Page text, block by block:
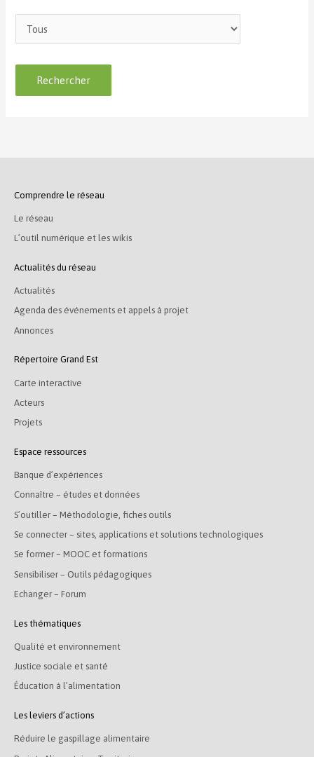
Comprendre le réseau
Le réseau
L’outil numérique et les wikis
Actualités du réseau
Actualités
Agenda des événements et appels à projet
Annonces
Répertoire Grand Est
Carte interactive
Acteurs
Projets
Espace ressources
Banque d’expériences
Connaître – études et données
S’outiller – Méthodologie, fiches outils
Se connecter – sites, applications et solutions technologiques
Se former – MOOC et formations
Sensibiliser – Outils pédagogiques
Echanger – Forum
Les thématiques
Qualité et environnement
Justice sociale et santé
Éducation à l’alimentation
Les leviers d’actions
Réduire le gaspillage alimentaire